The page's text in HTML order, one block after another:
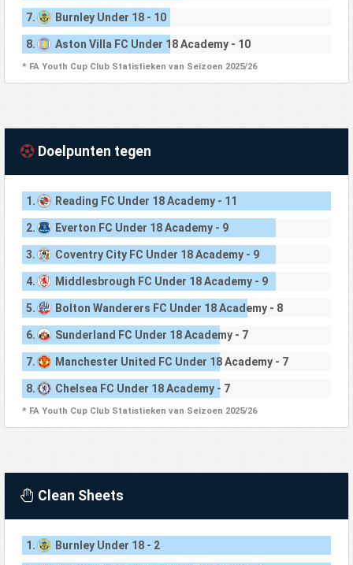
7. Burnley Under 18 - 10
8. Aston Villa FC Under 18 Academy - 10
* FA Youth Cup Club Statistieken van Seizoen 2025/26
Doelpunten tegen
1. Reading FC Under 18 Academy - 11
2. Everton FC Under 18 Academy - 9
3. Coventry City FC Under 18 Academy - 9
4. Middlesbrough FC Under 18 Academy - 9
5. Bolton Wanderers FC Under 18 Academy - 8
6. Sunderland FC Under 18 Academy - 7
7. Manchester United FC Under 18 Academy - 7
8. Chelsea FC Under 18 Academy - 7
* FA Youth Cup Club Statistieken van Seizoen 2025/26
Clean Sheets
1. Burnley Under 18 - 2